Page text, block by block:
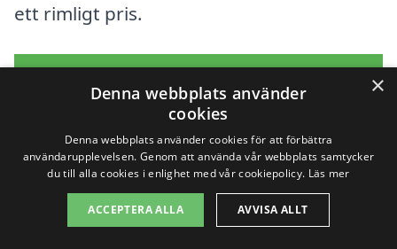
ett rimligt pris.
Sök efter en
×
Denna webbplats använder
cookies
Denna webbplats använder cookies för att förbättra
användarupplevelsen. Genom att använda vår webbplats samtycker
du till alla cookies i enlighet med vår cookiepolicy. Läs mer
ACCEPTERA ALLA AVVISA ALLT